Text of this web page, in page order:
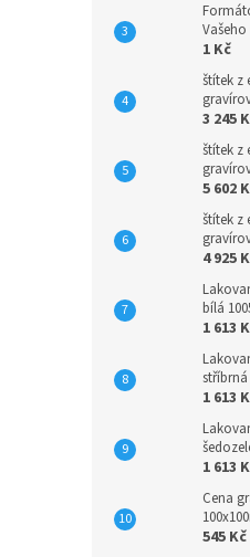
1 Kč
štítek z
3 245
štítek z
5 602
štítek z
4 925
bílá
1 613
stříbrná
1 613
1 613
Cena
545 Kč